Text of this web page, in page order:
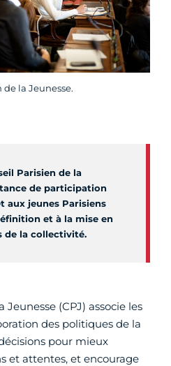
de la Jeunesse.
Parisien de la
de participation
aux jeunes Parisiens
et à la mise en
de la collectivité.
Jeunesse (CPJ) associe les
des politiques de la
pour mieux
et attentes, et encourage